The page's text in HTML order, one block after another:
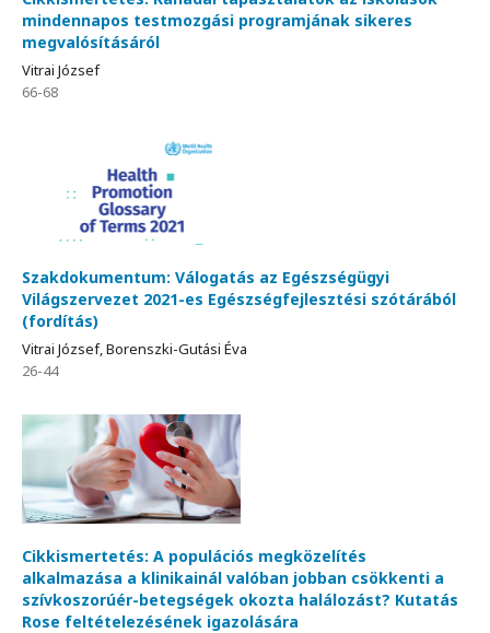
mindennapos testmozgási programjának sikeres
megvalósításáról
Vitrai József
66-68
Szakdokumentum: Válogatás az Egészségügyi
Világszervezet 2021-es Egészségfejlesztési szótárából
(fordítás)
Vitrai József, Borenszki-Gutási Éva
26-44
Cikkismertetés: A populációs megközelítés
alkalmazása a klinikainál valóban jobban csökkenti a
szívkoszorúér-betegségek okozta halálozást? Kutatás
Rose feltételezésének igazolására